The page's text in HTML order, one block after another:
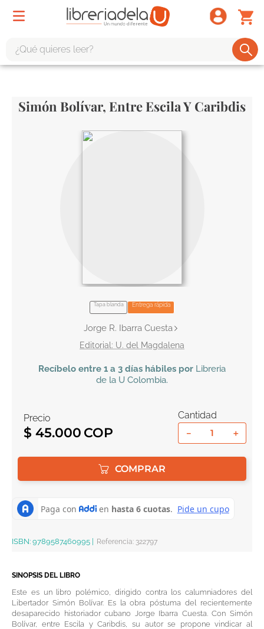
Simón Bolívar, Entre Escila Y Caribdis
Tapa blanda Entrega rápida
Jorge R. Ibarra Cuesta
U. del Magdalena
Recíbelo entre 1 a 3 días hábiles por Libreria
de la U Colombia.
Precio
$ 45.000
Cantidad
＋
－
COMPRAR
ISBN: 9789587460995 Referencia: 322797
SINOPSIS DEL LIBRO
Este es un libro polémico, dirigido contra los calumniadores del
Libertador Simón Bolívar. Es la obra póstuma del recientemente
desaparecido historiador cubano Jorge Ibarra Cuesta. Con Simón
Bolívar, entre Escila y Caribdis, su autor se propone vindicar al
harry potter
el cielo selva